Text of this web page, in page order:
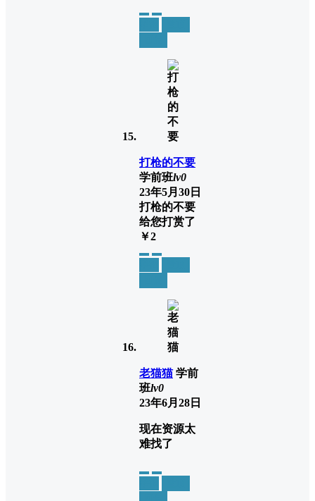
打枪的不要
学前班lv0
23年5月30日
打枪的不要
给您打赏了
￥2
老猫猫 学前
班lv0
23年6月28日
现在资源太
难找了